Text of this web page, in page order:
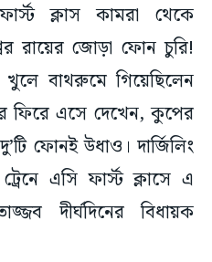
ক্লাস কামরা থেকে
রায়ের জোড়া ফোন চুরি!
বাথরুমে গিয়েছিলেন
ফিরে এসে দেখেন, কুপের
ফোনই উধাও। দার্জিলিং
এসি ফার্স্ট ক্লাসে এ
দীর্ঘদিনের বিধায়ক